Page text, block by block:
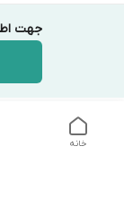
جهت
خانه